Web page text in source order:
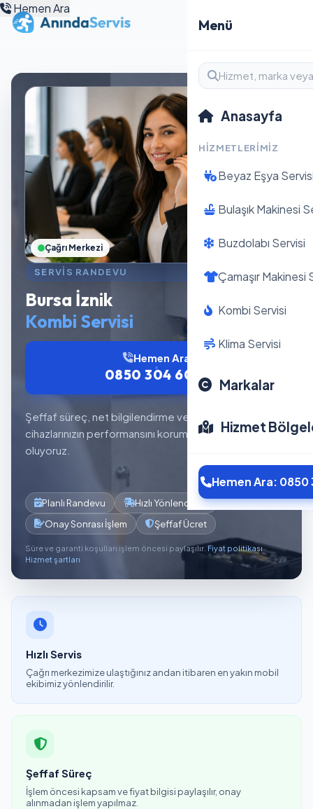
Menü
Anasayfa
HIZMETLERIMIZ
Beyaz Eşya
Bulaşık Makinesi
Buzdolabı Servisi
Çamaşır Makinesi
Kombi Servisi
Klima Servisi
Markalar
Hizmet
Hemen Ara: 0850
Hemen Ara
SERVIS RANDEVU
Bursa İznik
Kombi Servisi
Şeffaf süreç, net bilgilendirme ve planlı servis akışıyla
cihazlarınızın performansını korumaya yardımcı
oluyoruz.
Hemen Ara
0850 304 6012
Planlı Randevu
Hızlı Yönlendirme
Onay Sonrası İşlem
Şeffaf Ücret
Süre ve garanti koşulları işlem öncesi paylaşılır. Fiyat politikası·
Hizmet şartları
Çağrı Merkezi
Hızlı Servis
Çağrı merkezimize ulaştığınız andan itibaren en yakın mobil
ekibimiz yönlendirilir.
Şeffaf Süreç
İşlem öncesi kapsam ve fiyat bilgisi paylaşılır, onay
alınmadan işlem yapılmaz.